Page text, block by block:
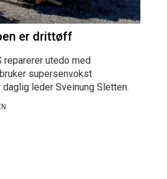
er drittøff
utedo med
supersenvokst
leder Sveinung Sletten.